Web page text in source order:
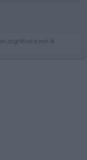
cognitivo e non di